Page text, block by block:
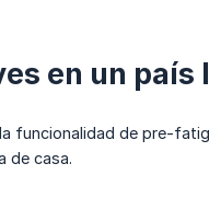
en un
funcionalidad de pre-
de casa.